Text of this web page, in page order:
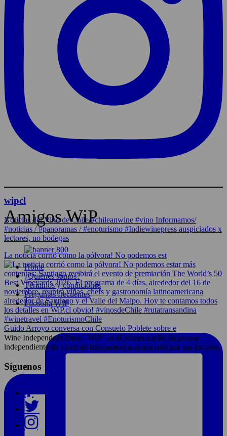
wipcl
Noticias del Vino de Chile/#chileanwine #vino Informamos/
#noticias / #panoramas / #enoturismo #Indiewinepress auspiciados x
lectores, no bodegas
La noticia corrió como la pólvora! No podemos est
Guido Arroyo conversa con Consuelo Poblete sobre e
Amigos WiP
Home
¿Quiénes somos?
Términos y condiciones
Preguntas frecuentes
Filosofía WIP
Wine Independent Press - WiP - es el primer medio de prensa
independiente de vinos de latinoamerica auspiciado por sus lectores.
Síguenos